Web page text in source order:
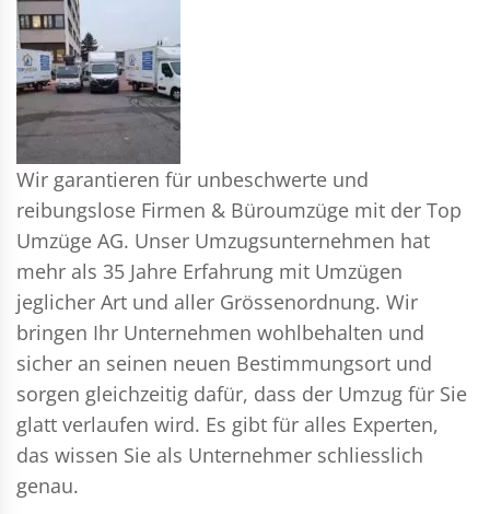
Wir garantieren für unbeschwerte und
reibungslose Firmen & Büroumzüge mit der Top
Umzüge AG. Unser Umzugsunternehmen hat
mehr als 35 Jahre Erfahrung mit Umzügen
jeglicher Art und aller Grössenordnung. Wir
bringen Ihr Unternehmen wohlbehalten und
sicher an seinen neuen Bestimmungsort und
sorgen gleichzeitig dafür, dass der Umzug für Sie
glatt verlaufen wird. Es gibt für alles Experten,
das wissen Sie als Unternehmer schliesslich
genau.